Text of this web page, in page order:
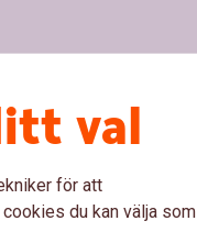
val
för att
du kan välja som